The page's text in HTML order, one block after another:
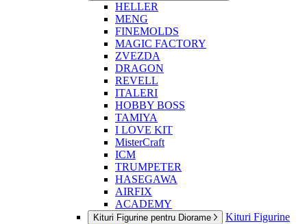
HELLER
MENG
FINEMOLDS
MAGIC FACTORY
ZVEZDA
DRAGON
REVELL
ITALERI
HOBBY BOSS
TAMIYA
I LOVE KIT
MisterCraft
ICM
TRUMPETER
HASEGAWA
AIRFIX
ACADEMY
Kituri Figurine pentru Diorame
Kituri Figurine